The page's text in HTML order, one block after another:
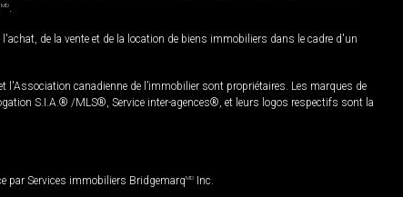
MD
de la vente et de la location de biens immobiliers dans le cadre d'un
l'Association canadienne de l’immobilier sont propriétaires. Les marques de
S.I.A.® /MLS®, Service inter-agences®, et leurs logos respectifs sont la
par Services immobiliers BridgemarqMD Inc.